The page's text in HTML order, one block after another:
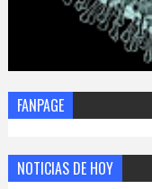
FANPAGE
NOTICIAS DE HOY